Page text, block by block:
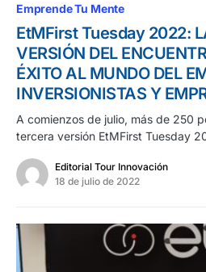
Emprende Tu Mente
EtMFirst Tuesday 2022:
VERSIÓN DEL
ÉXITO AL MUNDO DEL
INVERSIONISTAS Y
A comienzos de julio, más de 250
tercera versión EtMFirst Tuesday
Editorial Tour Innovación
18 de julio de 2022